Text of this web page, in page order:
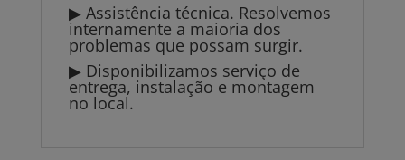
▶ Assistência técnica. Resolvemos
internamente a maioria dos
problemas que possam surgir.
▶ Disponibilizamos serviço de
entrega, instalação e montagem
no local.